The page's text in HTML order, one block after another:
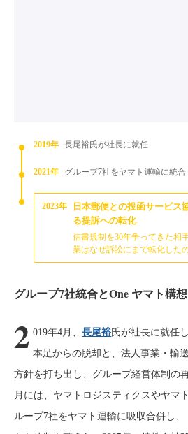
2019年 長尾裕氏が社長に就任
2021年 グループ7社をヤマト運輸に統合
2023年
日本郵便との投函サービス
る提訴への転化
信書規制を30年争ってきた相
業はなぜ訴訟にまで転化した
グループ7社統合とOne ヤマト構
2 019年4月、長尾裕氏が社長に就任
本足からの脱却と、法人事業・輸
方針を打ち出し、グループ経営体制の
月には、ヤマトロジスティクスやヤマ
ループ7社をヤマト運輸に吸収合併し